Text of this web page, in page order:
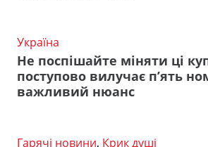
Україна
Не поспішайте міняти ці
поступово вилучає п’ять
важливий нюанс
Гарячі новини, Крик душі